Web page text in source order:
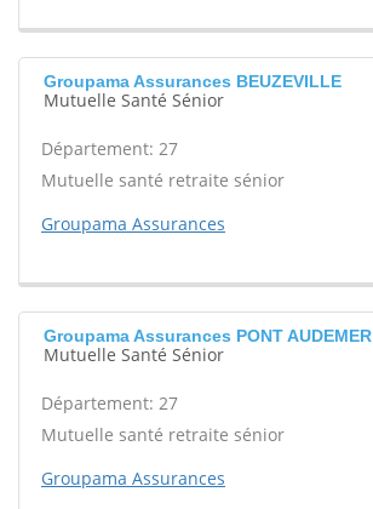
Groupama Assurances BEUZEVILLE
Mutuelle Santé Sénior
Département: 27
Mutuelle santé retraite sénior
Groupama Assurances
Groupama Assurances PONT AUDEMER
Mutuelle Santé Sénior
Département: 27
Mutuelle santé retraite sénior
Groupama Assurances